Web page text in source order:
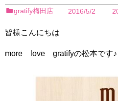
2016/5/2
gratify梅田店
皆様こんにちは
more love gratifyの松本です♪